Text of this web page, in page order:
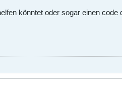
könntet oder sogar einen code